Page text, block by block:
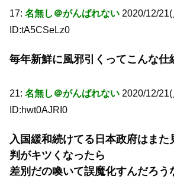
17: 名無し＠がんばれない 2020/12/
ID:tA5CSeLz0
毎年新鮮に風邪引くってこんな仕
21: 名無し＠がんばれない 2020/12/
ID:hwt0AJRI0
入国緩和続けてる日本政府はまた
判がキツくなったら
差別だの喚いて誤魔化すんだろう